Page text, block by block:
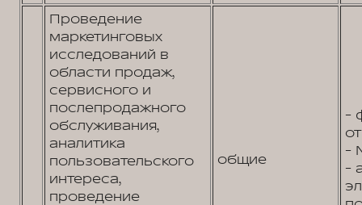
Проведение
маркетинговых
исследований в
области продаж,
сервисного и
послепродажного
обслуживания,
аналитика
пользовательского
интереса,
проведение
общие
-
-
-